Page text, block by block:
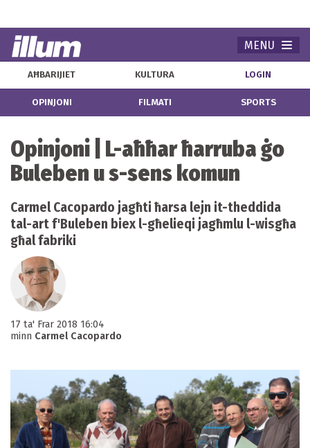
MENU
AĦBARIJIET KULTURA LOGIN
OPINJONI FILMATI SPORTS
Opinjoni | L-aħħar ħarruba ġo
Buleben u s-sens komun
Carmel Cacopardo jagħti ħarsa lejn it-theddida
tal-art f'Buleben biex l-għelieqi jagħmlu l-wisgħa
għal fabriki
17 ta' Frar 2018 16:04
minn Carmel Cacopardo